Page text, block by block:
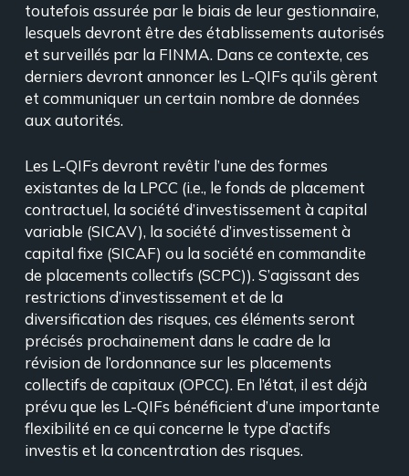
toutefois assurée par le biais de leur gestionnaire,
lesquels devront être des établissements autorisés
et surveillés par la FINMA. Dans ce contexte, ces
derniers devront annoncer les L-QIFs qu’ils gèrent
et communiquer un certain nombre de données
aux autorités.
Les L-QIFs devront revêtir l’une des formes
existantes de la LPCC (i.e., le fonds de placement
contractuel, la société d’investissement à capital
variable (SICAV), la société d’investissement à
capital fixe (SICAF) ou la société en commandite
de placements collectifs (SCPC)). S’agissant des
restrictions d’investissement et de la
diversification des risques, ces éléments seront
précisés prochainement dans le cadre de la
révision de l’ordonnance sur les placements
collectifs de capitaux (OPCC). En l’état, il est déjà
prévu que les L-QIFs bénéficient d’une importante
flexibilité en ce qui concerne le type d’actifs
investis et la concentration des risques.